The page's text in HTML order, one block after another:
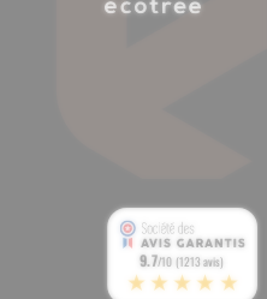
9.7/10 (1213 avis)
★★★★★